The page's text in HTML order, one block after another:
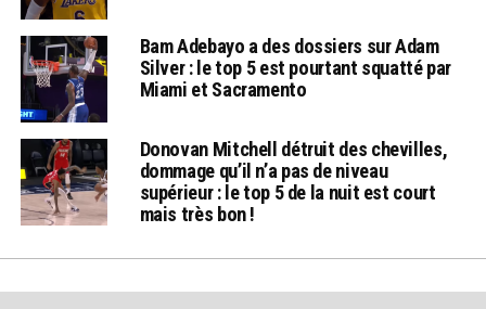
Bam Adebayo a des dossiers sur Adam
Silver : le top 5 est pourtant squatté par
Miami et Sacramento
Donovan Mitchell détruit des chevilles,
dommage qu’il n’a pas de niveau
supérieur : le top 5 de la nuit est court
mais très bon !